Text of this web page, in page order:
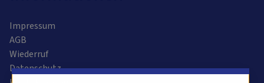
Impressum
AGB
Wiederruf
Datenschutz